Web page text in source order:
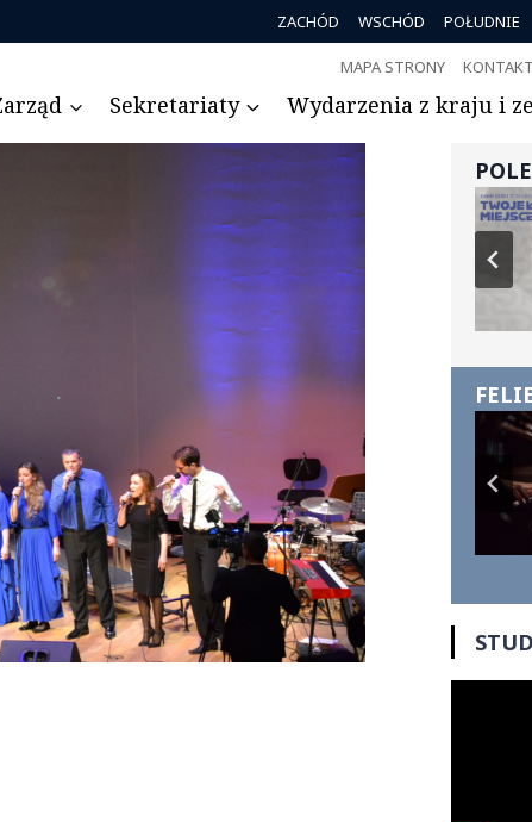
ZACHÓD WSCHÓD POŁUDNIE
MAPA STRONY KONTAKT
Sekretariaty Wydarzenia z kraju i